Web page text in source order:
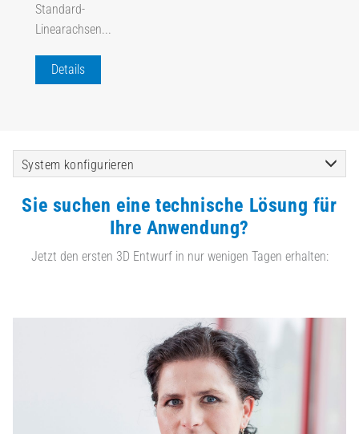
Standard-
Linearachsen...
Details
System konfigurieren
Sie suchen eine technische Lösung für
Ihre Anwendung?
Jetzt den ersten 3D Entwurf in nur wenigen Tagen erhalten: